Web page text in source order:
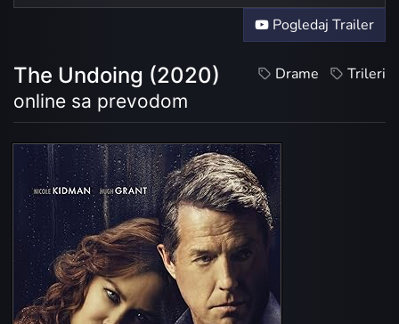
Pogledaj Trailer
Drame Trileri
The Undoing (2020)
online sa prevodom